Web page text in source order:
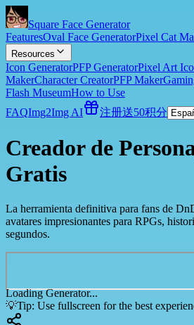
Square Face Generator
FeaturesOval Face GeneratorPixel Cat
Resources
Icon GeneratorPFP GeneratorPixel Art
MakerCharacter CreatorPFP Maker
Flash MuseumHow to Use
FAQImg2Img AI 注册送50积分
Creador de
Gratis
La herramienta definitiva para fans de
avatares impresionantes para RPGs,
segundos.
Loading Generator...
💡Tip: Use fullscreen for the best